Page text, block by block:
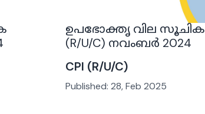
ഉപഭോക്തൃ വില സൂചിക
(R/U/C) നവംബർ 2024
CPI (R/U/C)
Published: 28, Feb 2025